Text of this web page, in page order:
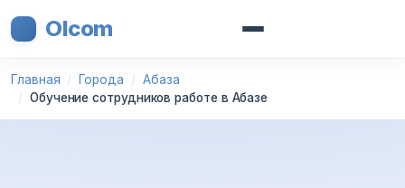
Olcom
Главная Города
Абаза
Обучение сотрудников работе в Абазе